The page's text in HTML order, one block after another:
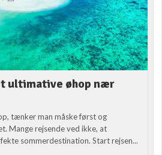
ultimative øhop nær
tænker man måske først og
Mange rejsende ved ikke, at
sommerdestination. Start rejsen...